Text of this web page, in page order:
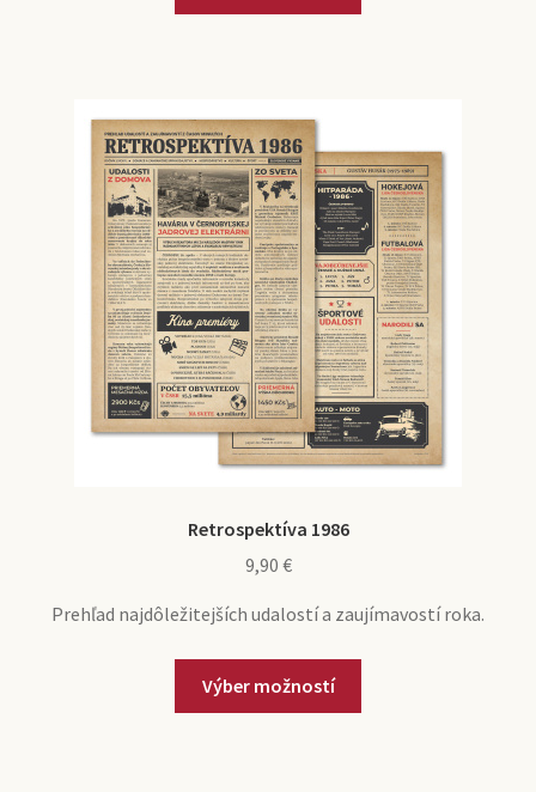
Retrospektíva 1986
9,90 €
Prehľad najdôležitejších udalostí a zaujímavostí roka.
Výber možností